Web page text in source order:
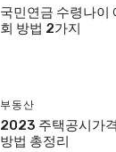
국민연금 수령나이
회 방법 2가지
부동산
2023 주택공시가
방법 총정리